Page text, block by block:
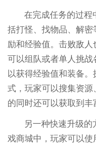
在完成任务的过程
括打怪、找物品、解
励和经验值。击败敌
可以组队或者单人挑
以获得经验值和装备
式，玩家可以搜集资
的同时还可以获取到丰
另一种快速升级
戏商城中，玩家可以使